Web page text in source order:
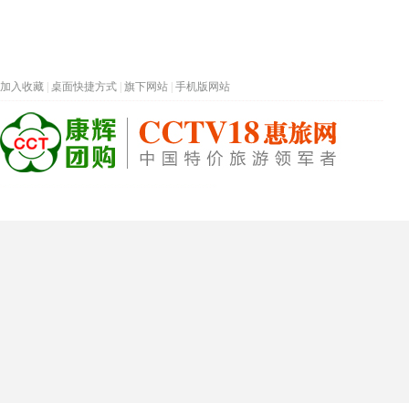
加入收藏 桌面快捷方式 旗下网站 手机版网站